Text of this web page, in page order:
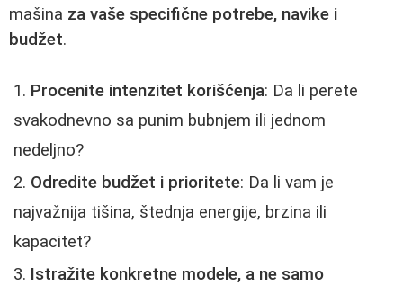
mašina za vaše specifične potrebe, navike i
budžet.
Procenite intenzitet korišćenja: Da li perete
svakodnevno sa punim bubnjem ili jednom
nedeljno?
Odredite budžet i prioritete: Da li vam je
najvažnija tišina, štednja energije, brzina ili
kapacitet?
Istražite konkretne modele, a ne samo